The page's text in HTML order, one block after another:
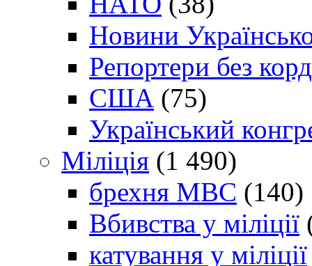
Новини
Репортери без
США (75)
Український
Міліція (1 490)
брехня МВС (140)
Вбивства у міліції
катування у міліції